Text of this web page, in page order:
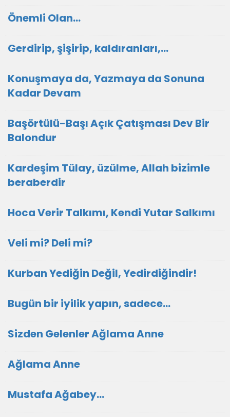
Önemli Olan…
Gerdirip, şişirip, kaldıranları,...
Konuşmaya da, Yazmaya da Sonuna
Kadar Devam
Başörtülü-Başı Açık Çatışması Dev Bir
Balondur
Kardeşim Tülay, üzülme, Allah bizimle
beraberdir
Hoca Verir Talkımı, Kendi Yutar Salkımı
Veli mi? Deli mi?
Kurban Yediğin Değil, Yedirdiğindir!
Bugün bir iyilik yapın, sadece...
Sizden Gelenler Ağlama Anne
Ağlama Anne
Mustafa Ağabey…